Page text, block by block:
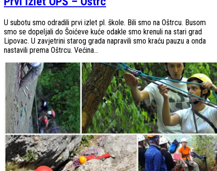
U subotu smo odradili prvi izlet pl. škole. Bili smo na Oštrcu. Busom
smo se dopeljali do Šoićeve kuće odakle smo krenuli na stari grad
Lipovac. U zavjetrini starog grada napravili smo kraću pauzu a onda
nastavili prema Oštrcu. Većina...